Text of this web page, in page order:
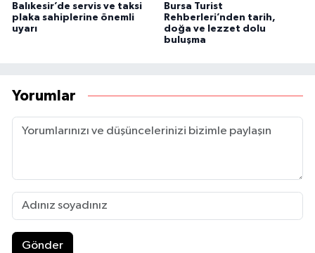
Balıkesir’de servis ve taksi
plaka sahiplerine önemli
uyarı
Bursa Turist
Rehberleri’nden tarih,
doğa ve lezzet dolu
buluşma
Yorumlar
Gönder